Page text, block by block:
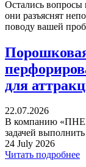
Остались
они разъяснят
поводу вашей
для
22.07.2026
В компанию
задачей
24 July 2026
Читать подробнее